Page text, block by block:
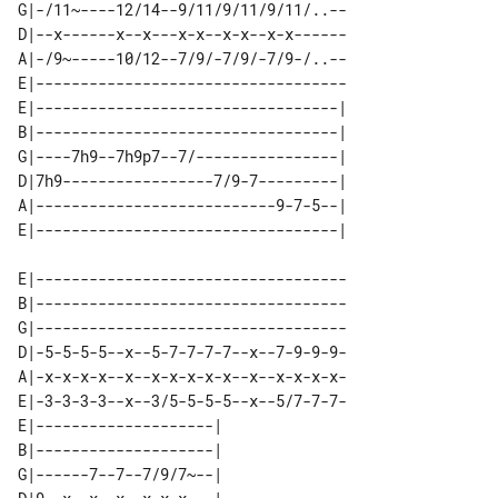
G|-/11~----12/14--9/11/9/11/9/11/..--
D|--x------x--x---x-x--x-x--x-x------
A|-/9~-----10/12--7/9/-7/9/-7/9-/..--
E|-----------------------------------
E|----------------------------------|
B|----------------------------------|
G|----7h9--7h9p7--7/----------------|
D|7h9-----------------7/9-7---------|
A|---------------------------9-7-5--|
E|-----------------------------------
B|-----------------------------------
G|-----------------------------------
D|-5-5-5-5--x--5-7-7-7-7--x--7-9-9-9-
A|-x-x-x-x--x--x-x-x-x-x--x--x-x-x-x-
E|-3-3-3-3--x--3/5-5-5-5--x--5/7-7-7-
E|--------------------|
B|--------------------|
G|------7--7--7/9/7~--|